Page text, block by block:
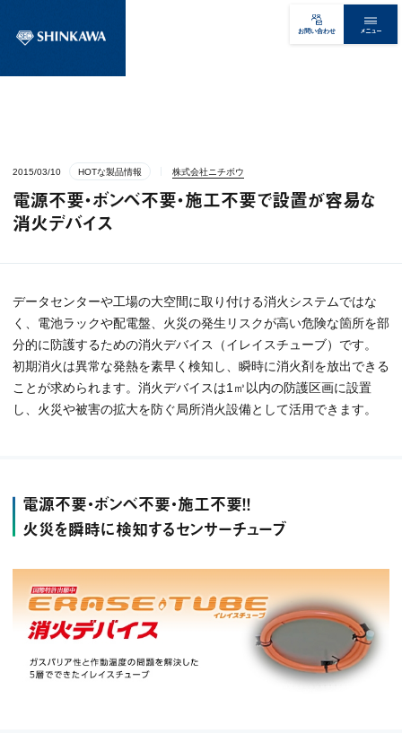
お問い合わせ メニュー
2015/03/10 HOTな製品情報 株式会社ニチボウ
電源不要・ボンベ不要・施工不要で設置が容易な
消火デバイス
データセンターや工場の大空間に取り付ける消火システムではな
く、電池ラックや配電盤、火災の発生リスクが高い危険な箇所を部
分的に防護するための消火デバイス（イレイスチューブ）です。
初期消火は異常な発熱を素早く検知し、瞬時に消火剤を放出できる
ことが求められます。消火デバイスは1㎥以内の防護区画に設置
し、火災や被害の拡大を防ぐ局所消火設備として活用できます。
電源不要・ボンベ不要・施工不要！！
火災を瞬時に検知するセンサーチューブ